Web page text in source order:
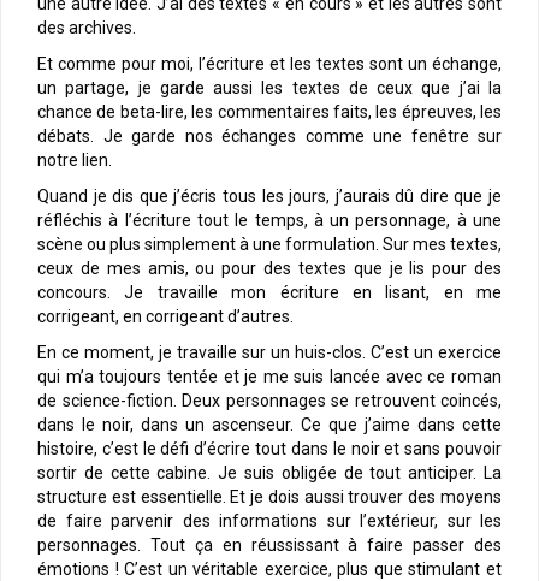
des archives.
Et comme pour moi, l’écriture et les textes sont un échange,
un partage, je garde aussi les textes de ceux que j’ai la
chance de beta-lire, les commentaires faits, les épreuves, les
débats. Je garde nos échanges comme une fenêtre sur
notre lien.
Quand je dis que j’écris tous les jours, j’aurais dû dire que je
réfléchis à l’écriture tout le temps, à un personnage, à une
scène ou plus simplement à une formulation. Sur mes textes,
ceux de mes amis, ou pour des textes que je lis pour des
concours. Je travaille mon écriture en lisant, en me
corrigeant, en corrigeant d’autres.
En ce moment, je travaille sur un huis-clos. C’est un exercice
qui m’a toujours tentée et je me suis lancée avec ce roman
de science-fiction. Deux personnages se retrouvent coincés,
dans le noir, dans un ascenseur. Ce que j’aime dans cette
histoire, c’est le défi d’écrire tout dans le noir et sans pouvoir
sortir de cette cabine. Je suis obligée de tout anticiper. La
structure est essentielle. Et je dois aussi trouver des moyens
de faire parvenir des informations sur l’extérieur, sur les
personnages. Tout ça en réussissant à faire passer des
émotions ! C’est un véritable exercice, plus que stimulant et